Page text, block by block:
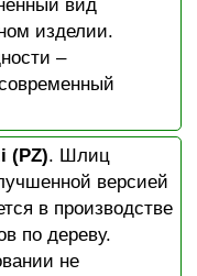
вид
изделии.
–
(PZ). Шлиц
версией
в производстве
по дереву.
не